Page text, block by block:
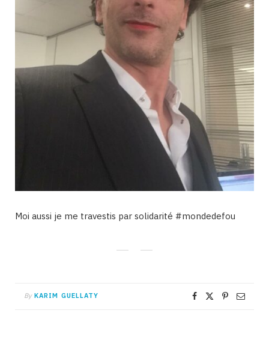
Moi aussi je me travestis par solidarité ‪#‎mondedefou‬
By KARIM GUELLATY